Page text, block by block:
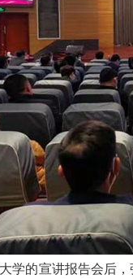
学的宣讲报告会后